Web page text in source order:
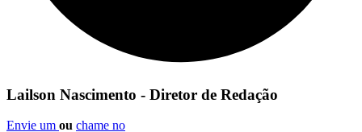
Lailson Nascimento - Diretor de Redação
Envie um ou chame no